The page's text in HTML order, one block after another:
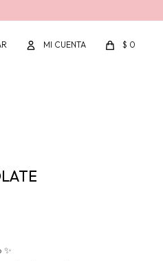
$ 0